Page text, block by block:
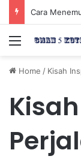
Menu
Home / Kisah